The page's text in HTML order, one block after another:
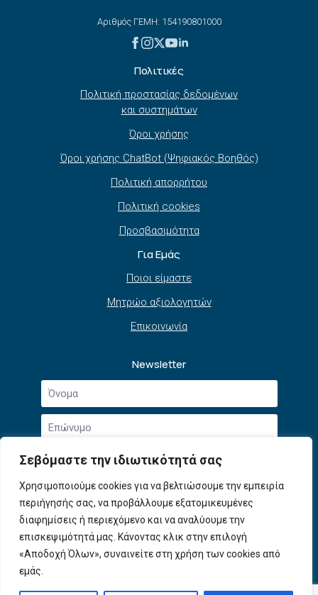
Σεβόμαστε την ιδιωτικότητά σας
Χρησιμοποιούμε cookies για να βελτιώσουμε την εμπειρία
περιήγησής σας, να προβάλλουμε εξατομικευμένες
διαφημίσεις ή περιεχόμενο και να αναλύουμε την
επισκεψιμότητά μας. Κάνοντας κλικ στην επιλογή
«Αποδοχή Όλων», συναινείτε στη χρήση των cookies από
εμάς.
Αριθμός ΓΕΜΗ: 154190801000
Πολιτικές
Πολιτική προστασίας δεδομένων
και συστημάτων
Όροι χρήσης
Όροι χρήσης ChatBot (Ψηφιακός Βοηθός)
Πολιτική απορρήτου
Πολιτική cookies
Προσβασιμότητα
Για Εμάς
Ποιοι είμαστε
Μητρώο αξιολογητών
Επικοινωνία
Newsletter
Όνομα
Επώνυμο
Email
*
Αποδοχή
όρων
χρήσης
*
Συμφωνώ με την Πολιτική Απορρήτουκαι τους
Όρους Χρήσης.
Εγγραφή